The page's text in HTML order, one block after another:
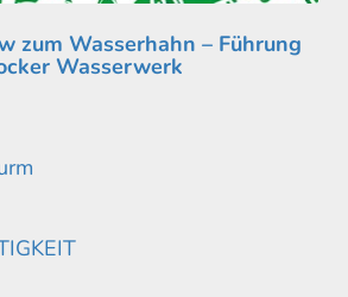
zum Wasserhahn – Führung
Wasserwerk